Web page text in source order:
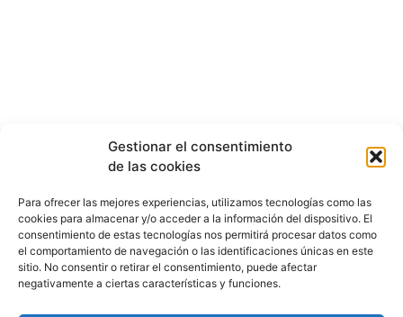
Gestionar el consentimiento
de las cookies
Para ofrecer las mejores experiencias, utilizamos tecnologías como las
cookies para almacenar y/o acceder a la información del dispositivo. El
consentimiento de estas tecnologías nos permitirá procesar datos como
el comportamiento de navegación o las identificaciones únicas en este
sitio. No consentir o retirar el consentimiento, puede afectar
negativamente a ciertas características y funciones.